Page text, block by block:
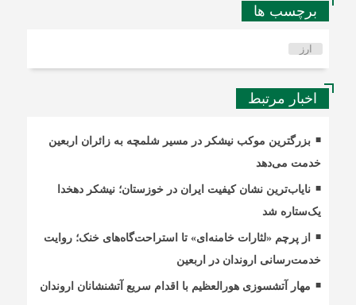
برچسب ها
ارز
اخبار مرتبط
بزرگترین موکب نیشکر در مسیر شلمچه به زائران اربعین
خدمت می‌دهد
نایاب‌ترین نشان کیفیت ایران در خوزستان؛ نیشکر دهخدا
یک‌ستاره شد
از پرچم «لثارات خامنه‌ای» تا استراحت‌گاه‌های خنک؛ روایت
خدمت‌رسانی اروندان در اربعین
مهار آتشسوزی هورالعظیم با اقدام سریع آتشنشانان اروندان